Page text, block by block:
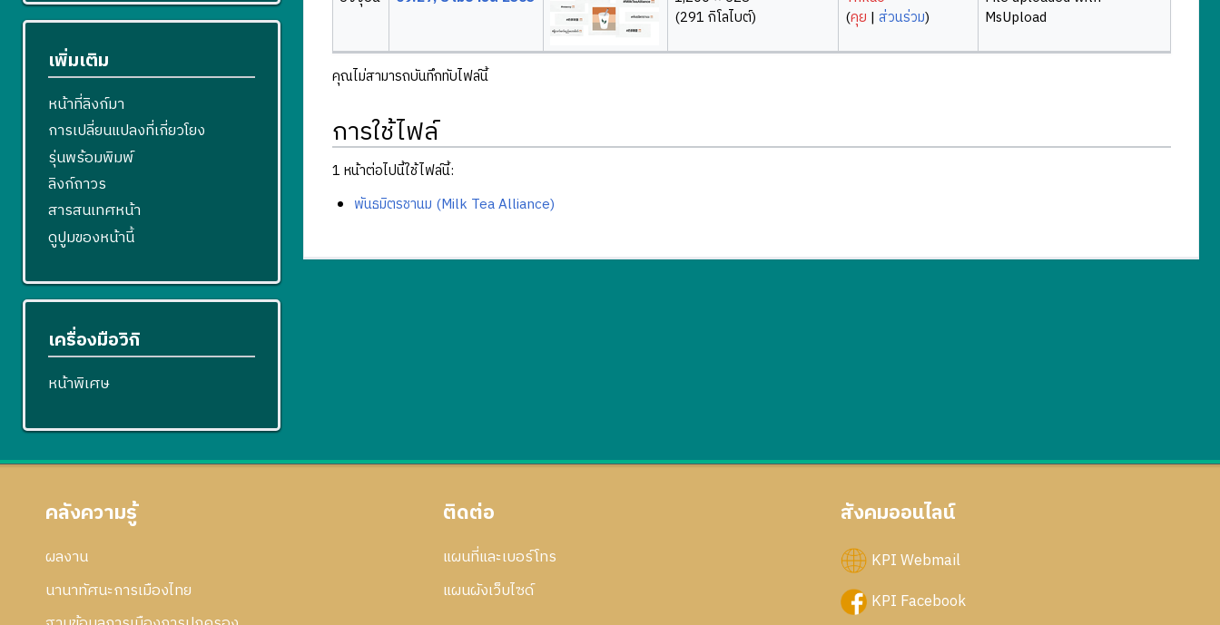
(291 กิโลไบต์)
(คุย |ส่วนร่วม)
MsUpload
คุณไม่สามารถบันทึกทับไฟล์นี้
การใช้ไฟล์
1 หน้าต่อไปนี้ใช้ไฟล์นี้:
พันธมิตรชานม (Milk Tea Alliance)
เพิ่มเติม
หน้าที่ลิงก์มา
การเปลี่ยนแปลงที่เกี่ยวโยง
รุ่นพร้อมพิมพ์
ลิงก์ถาวร
สารสนเทศหน้า
ดูปูมของหน้านี้
เครื่องมือวิกิ
หน้าพิเศษ
คลังความรู้
ผลงาน
นานาทัศนะการเมืองไทย
ติดต่อ
แผนที่และเบอร์โทร
แผนผังเว็บไซด์
สังคมออนไลน์
KPI Webmail
KPI Facebook